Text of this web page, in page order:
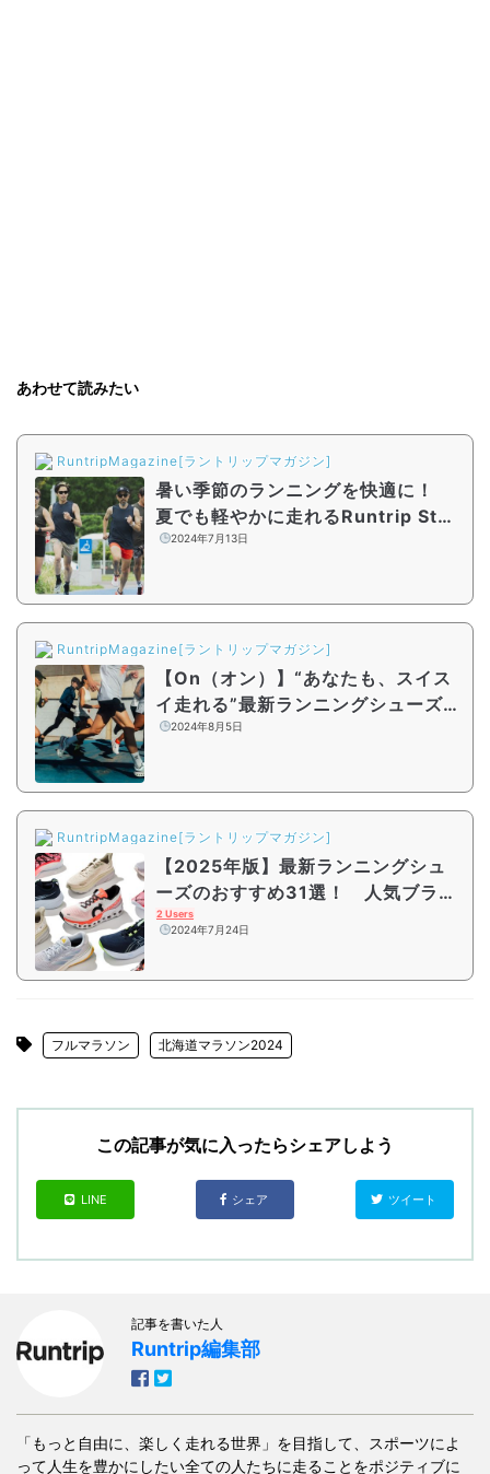
あわせて読みたい
RuntripMagazine[ラントリップマガジン]
暑い季節のランニングを快適に！
夏でも軽やかに走れるRuntrip Stor
eのおすすめアイテム
2024年7月13日
RuntripMagazine[ラントリップマガジン]
【On（オン）】“あなたも、スイス
イ走れる”最新ランニングシューズ
『Cloudsurfer Next』発売
2024年8月5日
RuntripMagazine[ラントリップマガジン]
【2025年版】最新ランニングシュ
ーズのおすすめ31選！ 人気ブラン
ドの注目シューズを徹底解説
2 Users
2024年7月24日
フルマラソン 北海道マラソン2024
この記事が気に入ったらシェアしよう
LINE シェア ツイート
記事を書いた人
Runtrip編集部
「もっと自由に、楽しく走れる世界」を目指して、スポーツによ
って人生を豊かにしたい全ての人たちに走ることをポジティブに